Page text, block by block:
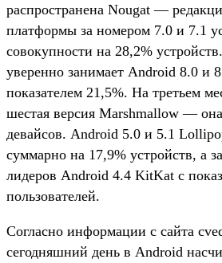
распространена Nougat —
платформы за номером 7.0 и 7.1
совокупности на 28,2%
уверенно занимает Android 8.0 и
показателем 21,5%. На третьем
шестая версия Marshmallow —
девайсов. Android 5.0 и 5.1
суммарно на 17,9% устройств, а
лидеров Android 4.4 KitKat с
пользователей.
Согласно информации с сайта
сегодняшний день в Android